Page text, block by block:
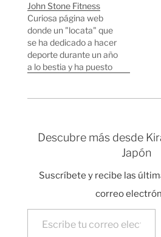
tener una web con
capturas de una línea
de comandos, pero el
que le va a reemplazar
le supera porque
parece ser que es un
John Stone Fitness
Curiosa página web
donde un "locata" que
se ha dedicado a hacer
deporte durante un año
a lo bestia y ha puesto
exageradamente
Descubre más desde
Japón
Suscríbete y recibe las
correo
Escribe tu correo electrónico…